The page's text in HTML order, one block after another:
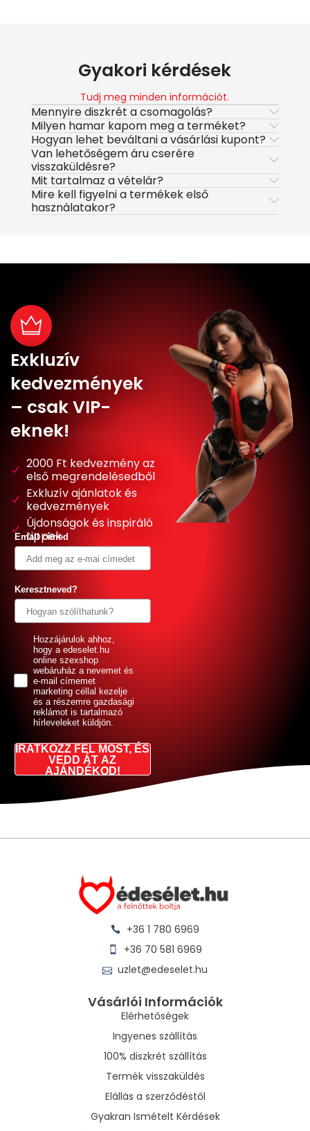
Gyakori kérdések
Tudj meg minden információt.
Mennyire diszkrét a csomagolás?
Milyen hamar kapom meg a terméket?
Hogyan lehet beváltani a vásárlási kupont?
Van lehetőségem áru cserére
visszaküldésre?
Mit tartalmaz a vételár?
Mire kell figyelni a termékek első
használatakor?
Exkluzív
kedvezmények
– csak VIP-
eknek!
2000 Ft kedvezmény az
első megrendelésedből
Exkluzív ajánlatok és
kedvezmények
Újdonságok és inspiráló
tippek
Email címed
Keresztneved?
GDPRHozzájárulok ahhoz,
hogy a edeselet.hu
online szexshop
webáruház a nevemet és
e-mail címemet
marketing céllal kezelje
és a részemre gazdasági
reklámot is tartalmazó
hírleveleket küldjön.
IRATKOZZ FEL MOST, ÉS
VEDD ÁT AZ
AJÁNDÉKOD!
+36 1 780 6969
+36 70 581 6969
uzlet@edeselet.hu
Vásárlói Információk
Elérhetőségek
Ingyenes szállítás
100% diszkrét szállítás
Termék visszaküldés
Elállás a szerződéstől
Gyakran Ismételt Kérdések